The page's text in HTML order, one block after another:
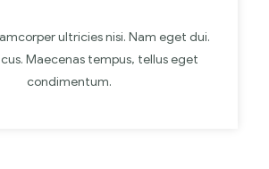
ultricies nisi. Nam eget dui.
Maecenas tempus, tellus eget
condimentum.